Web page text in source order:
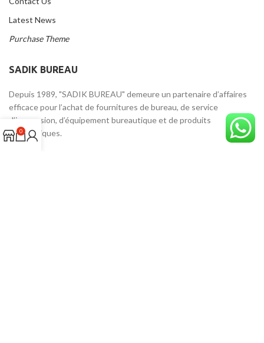
Latest News
Purchase Theme
SADIK BUREAU
Depuis 1989, "SADIK BUREAU" demeure un partenaire d’affaires
efficace pour l’achat de fournitures de bureau, de service
d’impression, d’équipement bureautique et de produits
informatiques.
0